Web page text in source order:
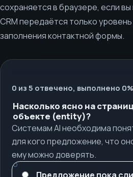
сохраняется в браузере, если
CRM передаётся только
заполнения контактной формы.
0 из 5 отвечено, выполнено 0%
Насколько ясно на
объекте (entity)?
Системам AI необходима
для кого предложение, что
ему можно доверять.